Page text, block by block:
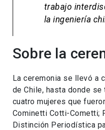
trabajo
la ingeniería
Sobre la
La ceremonia se llevó a
de Chile, hasta donde
cuatro mujeres que
Cominetti Cotti-Cometti;
Distinción Periodística